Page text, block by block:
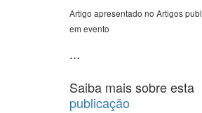
Artigo apresentado no Artigos
em evento
...
Saiba mais sobre esta
publicação